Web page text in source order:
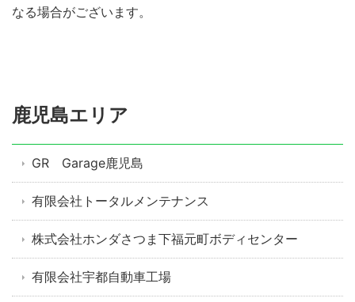
なる場合がございます。
鹿児島エリア
GR Garage鹿児島
有限会社トータルメンテナンス
株式会社ホンダさつま下福元町ボディセンター
有限会社宇都自動車工場